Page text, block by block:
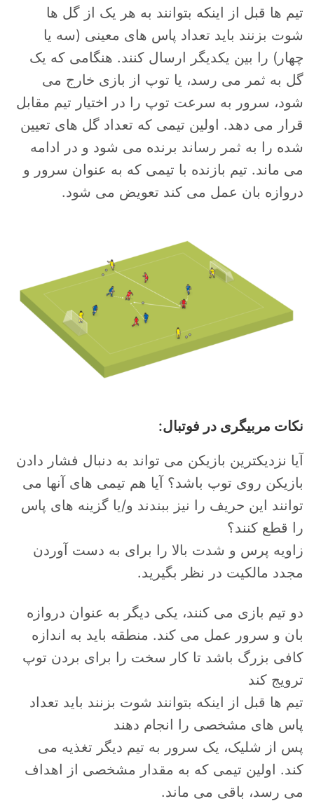
تیم ها قبل از اینکه بتوانند به هر یک از گل ها
شوت بزنند باید تعداد پاس های معینی (سه یا
چهار) را بین یکدیگر ارسال کنند. هنگامی که یک
گل به ثمر می رسد، یا توپ از بازی خارج می
شود، سرور به سرعت توپ را در اختیار تیم مقابل
قرار می دهد. اولین تیمی که تعداد گل های تعیین
شده را به ثمر رساند برنده می شود و در ادامه
می ماند. تیم بازنده با تیمی که به عنوان سرور و
دروازه بان عمل می کند تعویض می شود.
نکات مربیگری در فوتبال:
آیا نزدیکترین بازیکن می تواند به دنبال فشار دادن
بازیکن روی توپ باشد؟ آیا هم تیمی های آنها می
توانند این حریف را نیز ببندند و/یا گزینه های پاس
را قطع کنند؟
زاویه پرس و شدت بالا را برای به دست آوردن
مجدد مالکیت در نظر بگیرید.
دو تیم بازی می کنند، یکی دیگر به عنوان دروازه
بان و سرور عمل می کند. منطقه باید به اندازه
کافی بزرگ باشد تا کار سخت را برای بردن توپ
ترویج کند
تیم ها قبل از اینکه بتوانند شوت بزنند باید تعداد
پاس های مشخصی را انجام دهند
پس از شلیک، یک سرور به تیم دیگر تغذیه می
کند. اولین تیمی که به مقدار مشخصی از اهداف
می رسد، باقی می ماند.